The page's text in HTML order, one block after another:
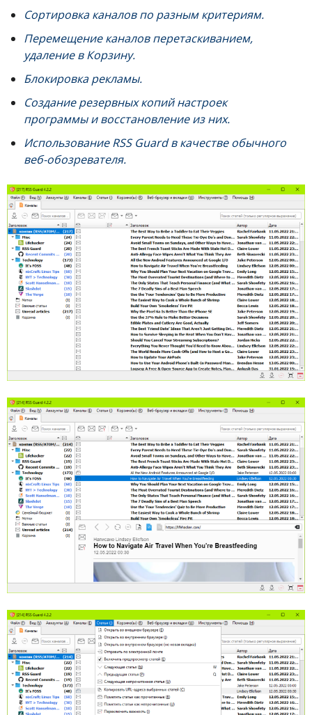
Сортировка каналов по разным критериям.
Перемещение каналов перетаскиванием,
удаление в Корзину.
Блокировка рекламы.
Создание резервных копий настроек
программы и восстановление из них.
Использование RSS Guard в качестве обычного
веб-обозревателя.